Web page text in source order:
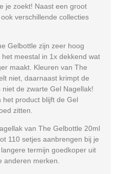
je zoekt! Naast een groot
verschillende collecties
Gelbottle zijn zeer hoog
meestal in 1x dekkend wat
maakt. Kleuren van The
niet, daarnaast krimpt de
de zwarte Gel Nagellak!
product blijft de Gel
zitten.
van The Gelbottle 20ml
110 setjes aanbrengen bij je
termijn goedkoper uit
anderen merken.